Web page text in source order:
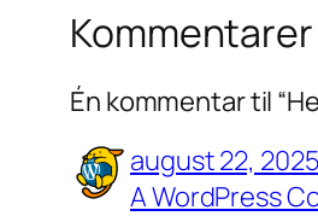
Kommentarer
Én kommentar til
august 22, 2025
A WordPress